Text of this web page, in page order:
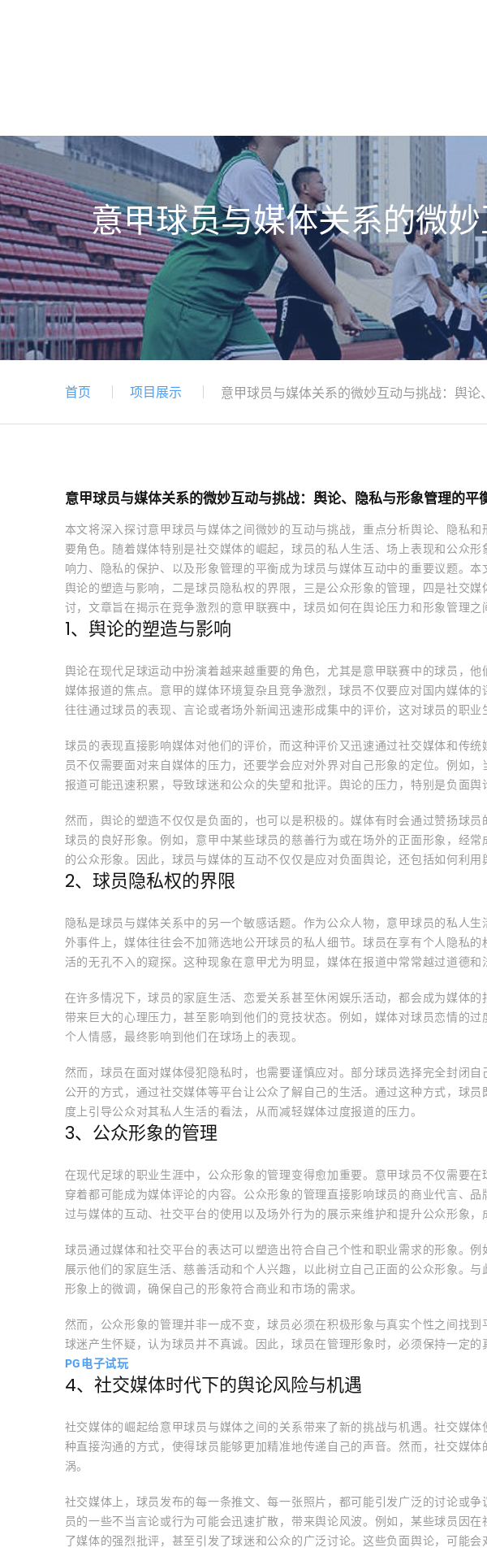
意甲球员与媒体关系的微
首页 项目展示 意甲球员与媒体关系的微妙互动与挑战：舆
意甲球员与媒体关系的微妙互动与挑战：舆论、隐私与形象管理的平
本文将深入探讨意甲球员与媒体之间微妙的互动与挑战，重点分析舆论、隐私
要角色。随着媒体特别是社交媒体的崛起，球员的私人生活、场上表现和公众
响力、隐私的保护、以及形象管理的平衡成为球员与媒体互动中的重要议题。
舆论的塑造与影响，二是球员隐私权的界限，三是公众形象的管理，四是社交
讨，文章旨在揭示在竞争激烈的意甲联赛中，球员如何在舆论压力和形象管理之
1、舆论的塑造与影响
舆论在现代足球运动中扮演着越来越重要的角色，尤其是意甲联赛中的球员，
媒体报道的焦点。意甲的媒体环境复杂且竞争激烈，球员不仅要应对国内媒体
往往通过球员的表现、言论或者场外新闻迅速形成集中的评价，这对球员的职业
球员的表现直接影响媒体对他们的评价，而这种评价又迅速通过社交媒体和传
员不仅需要面对来自媒体的压力，还要学会应对外界对自己形象的定位。例如
报道可能迅速积累，导致球迷和公众的失望和批评。舆论的压力，特别是负面舆
然而，舆论的塑造不仅仅是负面的，也可以是积极的。媒体有时会通过赞扬球
球员的良好形象。例如，意甲中某些球员的慈善行为或在场外的正面形象，经
的公众形象。因此，球员与媒体的互动不仅仅是应对负面舆论，还包括如何利用
2、球员隐私权的界限
隐私是球员与媒体关系中的另一个敏感话题。作为公众人物，意甲球员的私人
外事件上，媒体往往会不加筛选地公开球员的私人细节。球员在享有个人隐私
活的无孔不入的窥探。这种现象在意甲尤为明显，媒体在报道中常常越过道德和
在许多情况下，球员的家庭生活、恋爱关系甚至休闲娱乐活动，都会成为媒体
带来巨大的心理压力，甚至影响到他们的竞技状态。例如，媒体对球员恋情的
个人情感，最终影响到他们在球场上的表现。
然而，球员在面对媒体侵犯隐私时，也需要谨慎应对。部分球员选择完全封闭
公开的方式，通过社交媒体等平台让公众了解自己的生活。通过这种方式，球
度上引导公众对其私人生活的看法，从而减轻媒体过度报道的压力。
3、公众形象的管理
在现代足球的职业生涯中，公众形象的管理变得愈加重要。意甲球员不仅需要
穿着都可能成为媒体评论的内容。公众形象的管理直接影响球员的商业代言、
过与媒体的互动、社交平台的使用以及场外行为的展示来维护和提升公众形象，
球员通过媒体和社交平台的表达可以塑造出符合自己个性和职业需求的形象。
展示他们的家庭生活、慈善活动和个人兴趣，以此树立自己正面的公众形象。
形象上的微调，确保自己的形象符合商业和市场的需求。
然而，公众形象的管理并非一成不变，球员必须在积极形象与真实个性之间找
球迷产生怀疑，认为球员并不真诚。因此，球员在管理形象时，必须保持一定的
PG电子试玩
4、社交媒体时代下的舆论风险与机遇
社交媒体的崛起给意甲球员与媒体之间的关系带来了新的挑战与机遇。社交媒
种直接沟通的方式，使得球员能够更加精准地传递自己的声音。然而，社交媒
涡。
社交媒体上，球员发布的每一条推文、每一张照片，都可能引发广泛的讨论或
员的一些不当言论或行为可能会迅速扩散，带来舆论风波。例如，某些球员因
了媒体的强烈批评，甚至引发了球迷和公众的广泛讨论。这些负面舆论，可能